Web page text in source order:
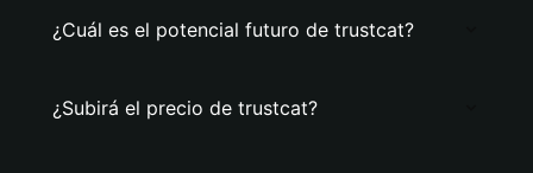
¿Cuál es el potencial futuro de trustcat?
¿Subirá el precio de trustcat?